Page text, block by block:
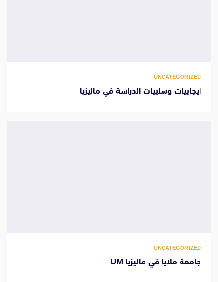
UNCATEGORIZED
ايجابيات وسلبيات الدراسة في ماليزيا
UNCATEGORIZED
جامعة ملايا في ماليزيا UM